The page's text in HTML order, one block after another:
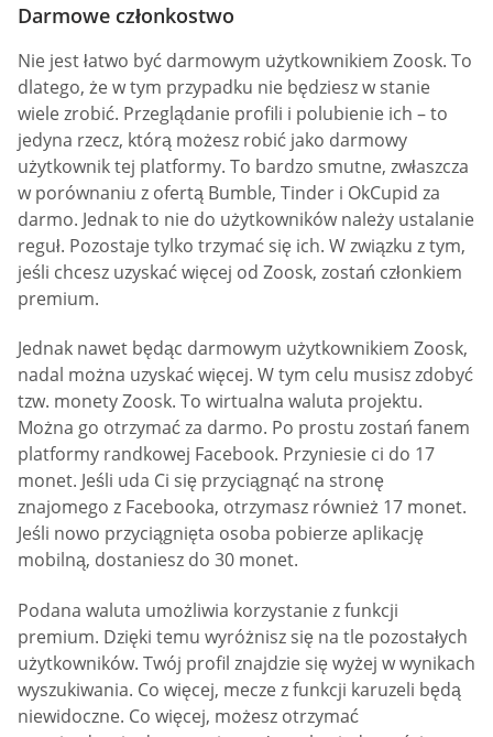
Darmowe członkostwo
Nie jest łatwo być darmowym użytkownikiem Zoosk. To
dlatego, że w tym przypadku nie będziesz w stanie
wiele zrobić. Przeglądanie profili i polubienie ich – to
jedyna rzecz, którą możesz robić jako darmowy
użytkownik tej platformy. To bardzo smutne, zwłaszcza
w porównaniu z ofertą Bumble, Tinder i OkCupid za
darmo. Jednak to nie do użytkowników należy ustalanie
reguł. Pozostaje tylko trzymać się ich. W związku z tym,
jeśli chcesz uzyskać więcej od Zoosk, zostań członkiem
premium.
Jednak nawet będąc darmowym użytkownikiem Zoosk,
nadal można uzyskać więcej. W tym celu musisz zdobyć
tzw. monety Zoosk. To wirtualna waluta projektu.
Można go otrzymać za darmo. Po prostu zostań fanem
platformy randkowej Facebook. Przyniesie ci do 17
monet. Jeśli uda Ci się przyciągnąć na stronę
znajomego z Facebooka, otrzymasz również 17 monet.
Jeśli nowo przyciągnięta osoba pobierze aplikację
mobilną, dostaniesz do 30 monet.
Podana waluta umożliwia korzystanie z funkcji
premium. Dzięki temu wyróżnisz się na tle pozostałych
użytkowników. Twój profil znajdzie się wyżej w wynikach
wyszukiwania. Co więcej, mecze z funkcji karuzeli będą
niewidoczne. Co więcej, możesz otrzymać